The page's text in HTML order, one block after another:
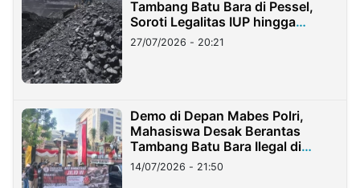
Tambang Batu Bara di Pessel,
Soroti Legalitas IUP hingga
Stockpile
27/07/2026 - 20:21
Demo di Depan Mabes Polri,
Mahasiswa Desak Berantas
Tambang Batu Bara Ilegal di
Lampung
14/07/2026 - 21:50